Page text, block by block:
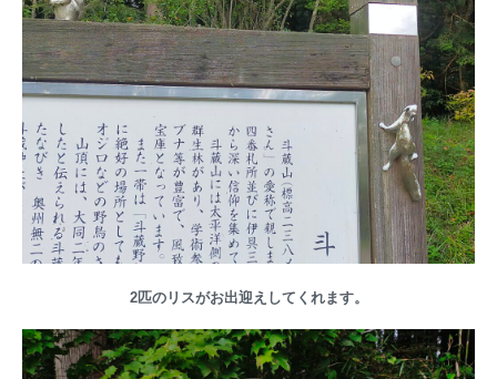
2匹のリスがお出迎えしてくれます。